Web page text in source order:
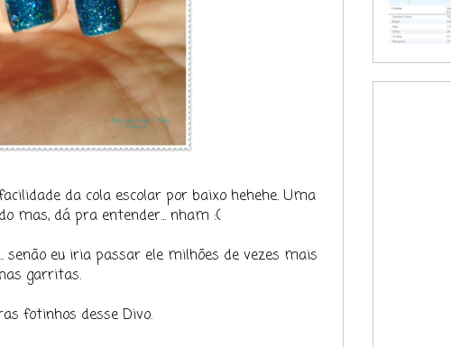
da cola escolar por baixo hehehe. Uma
mas, dá pra entender... nham :(
eu iria passar ele milhões de vezes mais
garritas.
fotinhos desse Divo.